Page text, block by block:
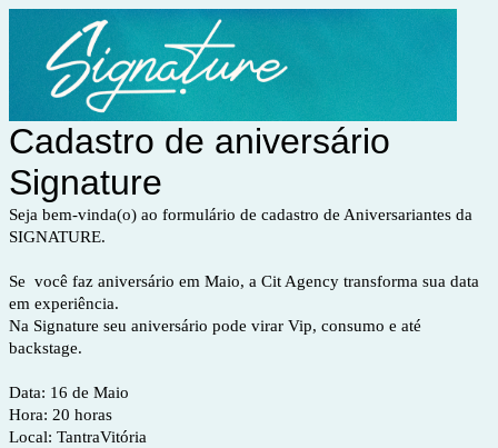
Cadastro de aniversário
Signature
Seja bem-vinda(o) ao formulário de cadastro de Aniversariantes da
SIGNATURE.
Se você faz aniversário em Maio, a Cit Agency transforma sua data
em experiência.
Na Signature seu aniversário pode virar Vip, consumo e até
backstage.
Data: 16 de Maio
Hora: 20 horas
Local: TantraVitória